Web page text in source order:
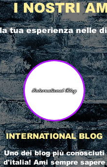
I NOSTRI
tua esperienza nelle
INTERNATIONAL BLOG
Uno dei blog più conosciuti
d'italia! Ami sempre sapere